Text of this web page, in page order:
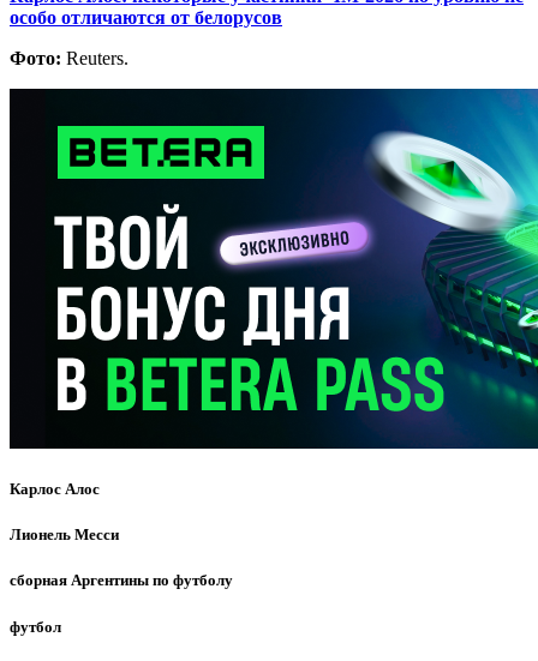
особо отличаются от белорусов
Фото: Reuters.
Карлос Алос
Лионель Месси
сборная Аргентины по футболу
футбол